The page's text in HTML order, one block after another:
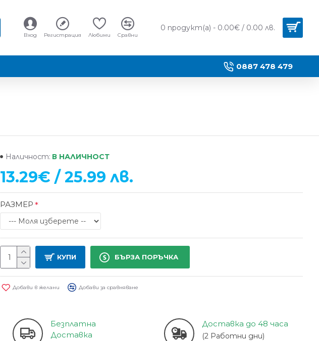
Вход Регистрация Любими Сравни
0 продукт(а) - 0.00€ / 0.00 лв.
0887 478 479
Наличност: В НАЛИЧНОСТ
13.29€ / 25.99 лв.
РАЗМЕР
КУПИ БЪРЗА ПОРЪЧКА
Добави в желани Добави за сравняване
Безплатна
Доставка
Доставка до 48 часа
(2 Работни дни)